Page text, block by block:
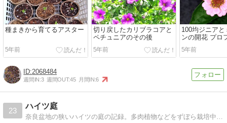
種まきから育てるアスター
5年前
切り戻したカリブラコアと
ペチュニアのその後
5年前
100均ジニア
ンの開花 プロ
の定植
5年前
2068484
週間IN:3 週間OUT:45 月間IN:6
23
ハイツ庭
奈良盆地の狭いハイツの庭の記録。多肉植物などをずぼら栽培中！植物モチーフの消しゴムはんこはじめました。